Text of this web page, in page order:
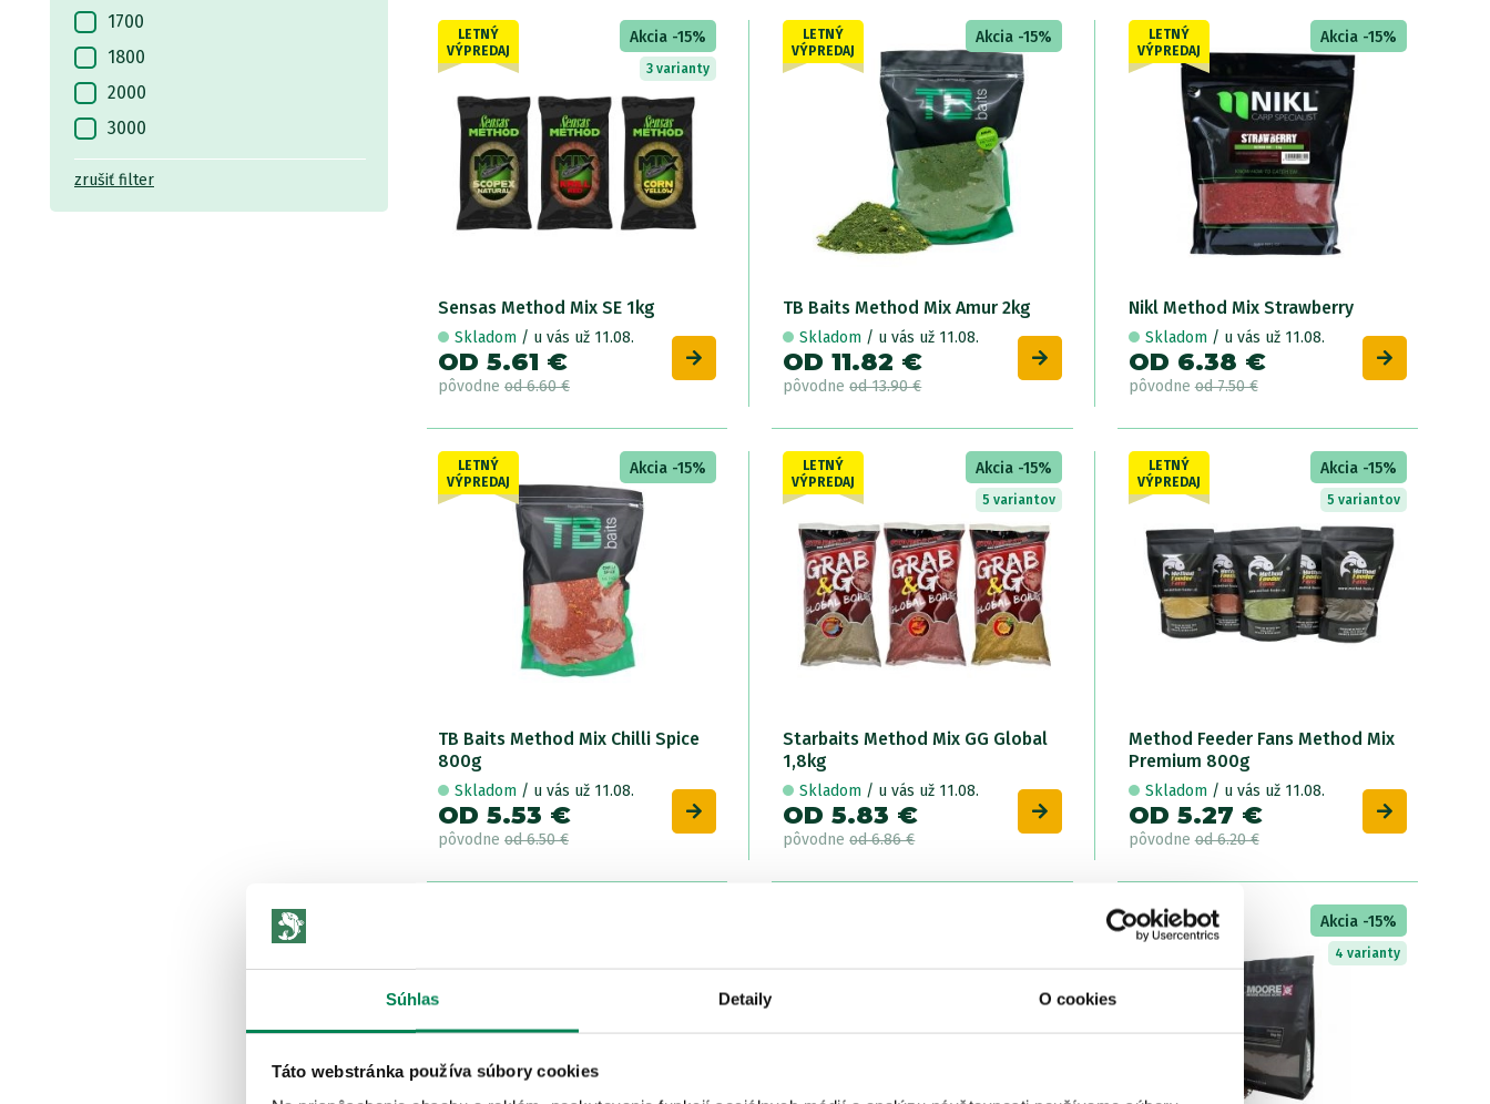
Súhlas Detaily O cookies
Táto webstránka používa súbory cookies
koreníe
kôrovec
krab
kreveta
krill
krill/korenie
1700
1800
2000
3000
4500
zrušiť filter
LETNÝ
VÝPREDAJ
Akcia -15%
3 varianty
Sensas Method Mix SE 1kg
Skladom / u vás už 11.08.
OD 5.61 €
pôvodne od 6.60 €
LETNÝ
VÝPREDAJ
Akcia -15%
TB Baits Method Mix Amur 2kg
Skladom / u vás už 11.08.
OD 11.82 €
pôvodneod 13.90 €
LETNÝ
VÝPREDAJ
Akcia -15%
Nikl Method Mix Strawberry
Skladom / u vás už 11.08.
OD 6.38 €
pôvodneod 7.50 €
LETNÝ
VÝPREDAJ
Akcia -15%
TB Baits Method Mix Chilli Spice
800g
Skladom / u vás už 11.08.
OD 5.53 €
pôvodne od 6.50 €
LETNÝ
VÝPREDAJ
Akcia -15%
5 variantov
Starbaits Method Mix GG Global
1,8kg
Skladom / u vás už 11.08.
OD 5.83 €
pôvodneod 6.86 €
LETNÝ
VÝPREDAJ
Akcia -15%
5 variantov
Method Feeder Fans Method Mix
Premium 800g
Skladom / u vás už 11.08.
OD 5.27 €
pôvodneod 6.20 €
LETNÝ
VÝPREDAJ
Akcia -15%
4 varianty